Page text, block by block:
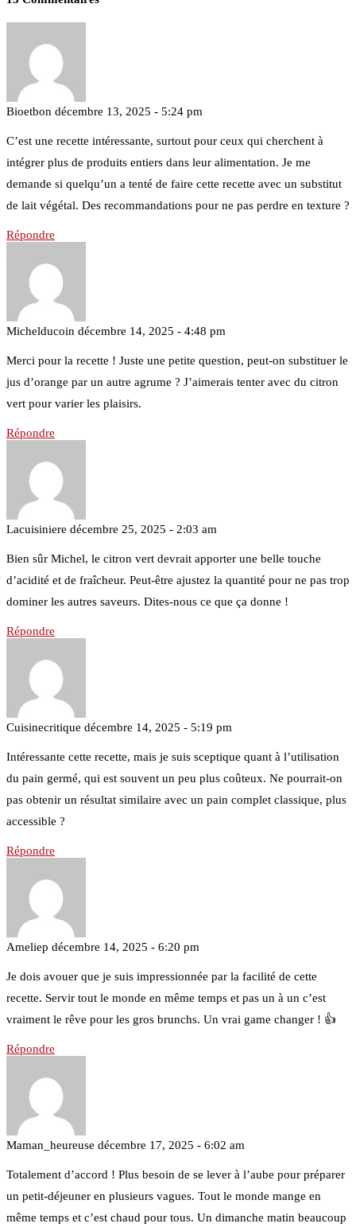
Bioetbon décembre 13, 2025 - 5:24 pm
C’est une recette intéressante, surtout pour ceux qui cherchent à
intégrer plus de produits entiers dans leur alimentation. Je me
demande si quelqu’un a tenté de faire cette recette avec un substitut
de lait végétal. Des recommandations pour ne pas perdre en texture ?
Répondre
Michelducoin décembre 14, 2025 - 4:48 pm
Merci pour la recette ! Juste une petite question, peut-on substituer le
jus d’orange par un autre agrume ? J’aimerais tenter avec du citron
vert pour varier les plaisirs.
Répondre
Lacuisiniere décembre 25, 2025 - 2:03 am
Bien sûr Michel, le citron vert devrait apporter une belle touche
d’acidité et de fraîcheur. Peut-être ajustez la quantité pour ne pas trop
dominer les autres saveurs. Dites-nous ce que ça donne !
Répondre
Cuisinecritique décembre 14, 2025 - 5:19 pm
Intéressante cette recette, mais je suis sceptique quant à l’utilisation
du pain germé, qui est souvent un peu plus coûteux. Ne pourrait-on
pas obtenir un résultat similaire avec un pain complet classique, plus
accessible ?
Répondre
Ameliep décembre 14, 2025 - 6:20 pm
Je dois avouer que je suis impressionnée par la facilité de cette
recette. Servir tout le monde en même temps et pas un à un c’est
vraiment le rêve pour les gros brunchs. Un vrai game changer ! 👍
Répondre
Maman_heureuse décembre 17, 2025 - 6:02 am
Totalement d’accord ! Plus besoin de se lever à l’aube pour préparer
un petit-déjeuner en plusieurs vagues. Tout le monde mange en
même temps et c’est chaud pour tous. Un dimanche matin beaucoup